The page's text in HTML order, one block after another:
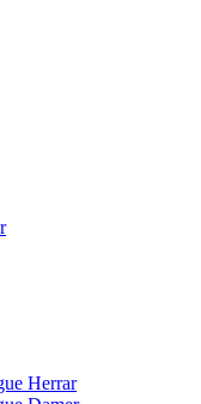
Herrar